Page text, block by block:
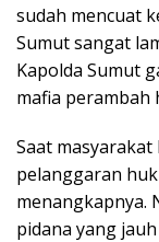
sudah mencuat
Sumut sangat
Kapolda Sumut
mafia perambah
Saat
pelanggaran
menangkapnya.
pidana yang